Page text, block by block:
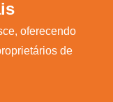
oferecendo
de